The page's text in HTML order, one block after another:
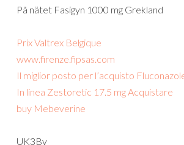
På nätet Fasigyn 1000 mg Grekland
Prix Valtrex Belgique
www.firenze.fipsas.com
Il miglior posto per l’acquisto
In linea Zestoretic 17.5 mg Acquistare
buy Mebeverine
UK3Bv